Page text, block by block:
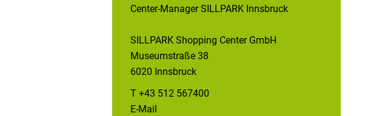
Center-Manager SILLPARK Innsbruck
SILLPARK Shopping Center GmbH
Museumstraße 38
6020 Innsbruck
T +43 512 567400
E-Mail